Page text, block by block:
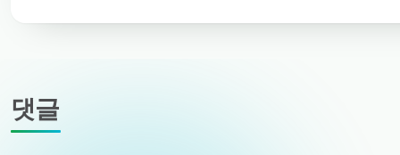
댓글